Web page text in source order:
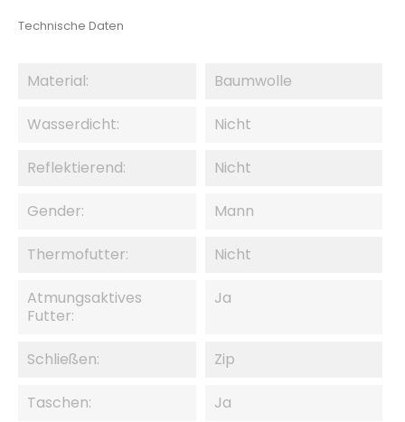
Technische Daten
Material: Baumwolle
Wasserdicht: Nicht
Reflektierend: Nicht
Gender: Mann
Thermofutter: Nicht
Atmungsaktives
Futter:
Ja
Schließen: Zip
Taschen: Ja